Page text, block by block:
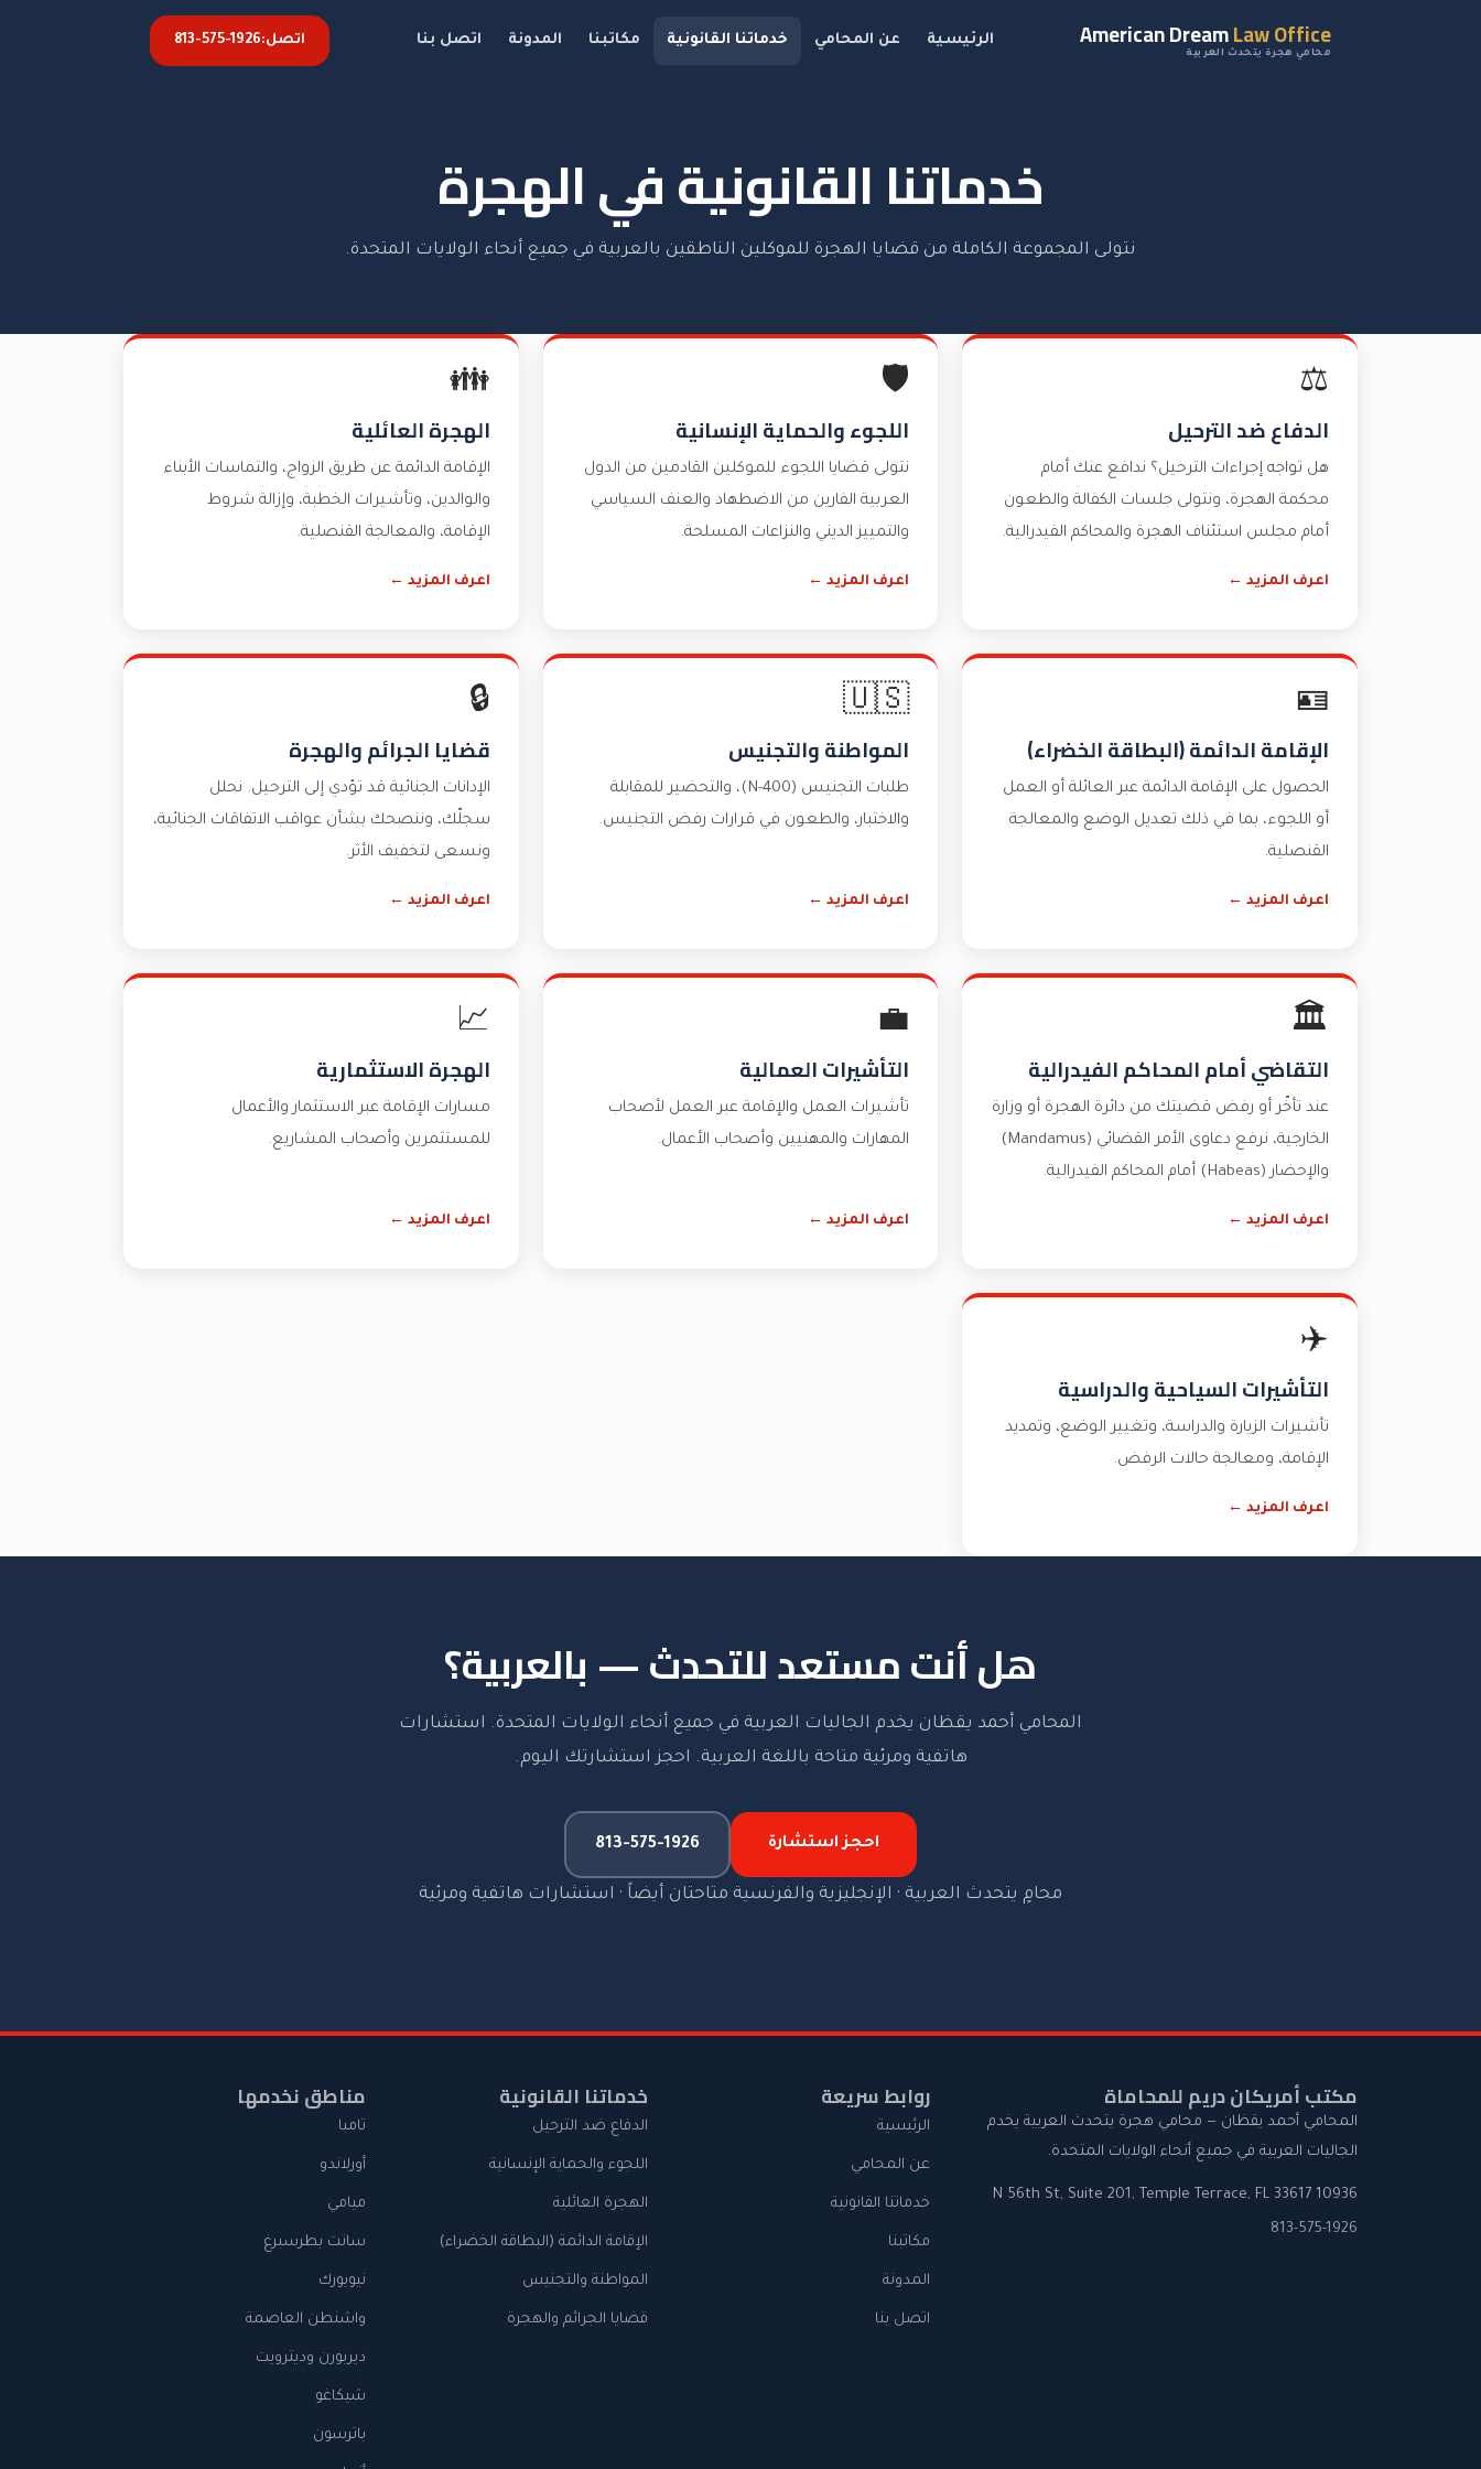
American DreamLaw Office
محامي هجرة يتحدث العربية
الرئيسية عن المحامي خدماتنا القانونية مكاتبنا المدونة اتصل بنا اتصل:813-575-1926
خدماتنا القانونية في الهجرة
نتولى المجموعة الكاملة من قضايا الهجرة للموكلين الناطقين بالعربية في جميع أنحاء الولايات المتحدة.
⚖️
الدفاع ضد الترحيل
هل تواجه إجراءات الترحيل؟ ندافع عنك أمام
محكمة الهجرة، ونتولى جلسات الكفالة والطعون
أمام مجلس استئناف الهجرة والمحاكم الفيدرالية.
اعرف المزيد ←
🛡️
اللجوء والحماية الإنسانية
نتولى قضايا اللجوء للموكلين القادمين من الدول
العربية الفارين من الاضطهاد والعنف السياسي
والتمييز الديني والنزاعات المسلحة.
اعرف المزيد ←
👪
الهجرة العائلية
الإقامة الدائمة عن طريق الزواج، والتماسات الأبناء
والوالدين، وتأشيرات الخطبة، وإزالة شروط
الإقامة، والمعالجة القنصلية.
اعرف المزيد ←
🪪
الإقامة الدائمة (البطاقة الخضراء)
الحصول على الإقامة الدائمة عبر العائلة أو العمل
أو اللجوء، بما في ذلك تعديل الوضع والمعالجة
القنصلية.
اعرف المزيد ←
🇺🇸
المواطنة والتجنيس
طلبات التجنيس (N-400)، والتحضير للمقابلة
والاختبار، والطعون في قرارات رفض التجنيس.
اعرف المزيد ←
🔒
قضايا الجرائم والهجرة
الإدانات الجنائية قد تؤدي إلى الترحيل. نحلل
سجلّك، وننصحك بشأن عواقب الاتفاقات الجنائية،
ونسعى لتخفيف الأثر.
اعرف المزيد ←
🏛️
التقاضي أمام المحاكم الفيدرالية
عند تأخّر أو رفض قضيتك من دائرة الهجرة أو وزارة
الخارجية، نرفع دعاوى الأمر القضائي (Mandamus)
والإحضار (Habeas) أمام المحاكم الفيدرالية.
اعرف المزيد ←
💼
التأشيرات العمالية
تأشيرات العمل والإقامة عبر العمل لأصحاب
المهارات والمهنيين وأصحاب الأعمال.
اعرف المزيد ←
📈
الهجرة الاستثمارية
مسارات الإقامة عبر الاستثمار والأعمال
للمستثمرين وأصحاب المشاريع.
اعرف المزيد ←
✈️
التأشيرات السياحية والدراسية
تأشيرات الزيارة والدراسة، وتغيير الوضع، وتمديد
الإقامة، ومعالجة حالات الرفض.
اعرف المزيد ←
هل أنت مستعد للتحدث — بالعربية؟
المحامي أحمد يقظان يخدم الجاليات العربية في جميع أنحاء الولايات المتحدة. استشارات
هاتفية ومرئية متاحة باللغة العربية. احجز استشارتك اليوم.
احجز استشارة 813-575-1926
محامٍ يتحدث العربية · الإنجليزية والفرنسية متاحتان أيضاً · استشارات هاتفية ومرئية
مكتب أمريكان دريم للمحاماة
المحامي أحمد يقظان — محامي هجرة يتحدث العربية يخدم
الجاليات العربية في جميع أنحاء الولايات المتحدة.
10936 N 56th St, Suite 201, Temple Terrace, FL 33617
813-575-1926
روابط سريعة
الرئيسية
عن المحامي
خدماتنا القانونية
مكاتبنا
المدونة
اتصل بنا
خدماتنا القانونية
الدفاع ضد الترحيل
اللجوء والحماية الإنسانية
الهجرة العائلية
الإقامة الدائمة (البطاقة الخضراء)
المواطنة والتجنيس
قضايا الجرائم والهجرة
مناطق نخدمها
تامبا
أورلاندو
ميامي
سانت بطرسبرغ
نيويورك
واشنطن العاصمة
ديربورن وديترويت
شيكاغو
باترسون